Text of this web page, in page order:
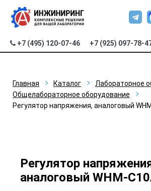
+7 (495) 120-07-46 +7 (925) 097-78-
Главная Каталог
Лабораторное
Общелабораторное оборудование
Регулятор напряжения, аналоговый
Регулятор
аналоговый WHM-